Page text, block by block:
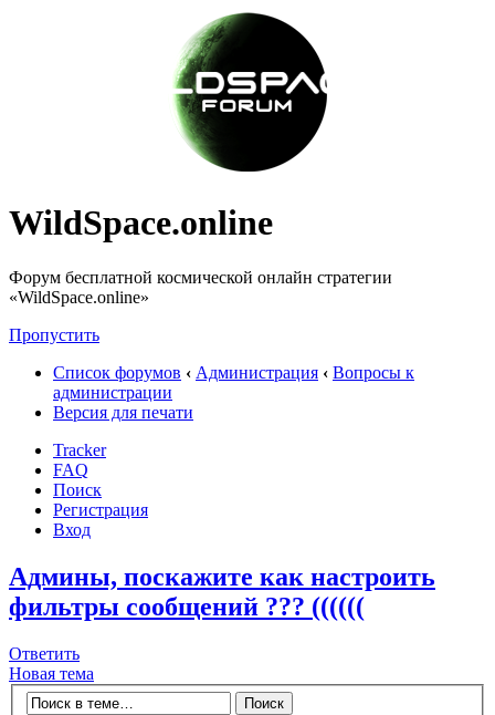
WildSpace.online
Форум бесплатной космической онлайн стратегии
«WildSpace.online»
Пропустить
Список форумов ‹ Администрация ‹ Вопросы к
администрации
Версия для печати
Tracker
FAQ
Поиск
Регистрация
Вход
Админы, поскажите как настроить
фильтры сообщений ??? ((((((
Ответить
Новая тема